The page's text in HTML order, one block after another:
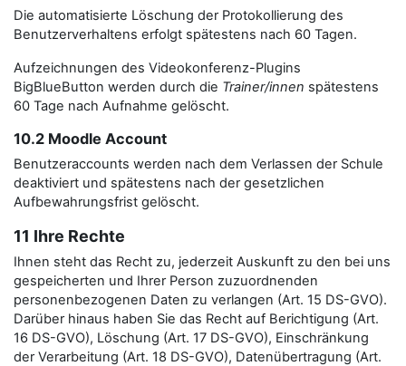
Die automatisierte Löschung der Protokollierung des
Benutzerverhaltens erfolgt spätestens nach 60 Tagen.
Aufzeichnungen des Videokonferenz-Plugins
BigBlueButton werden durch die Trainer/innen spätestens
60 Tage nach Aufnahme gelöscht.
10.2 Moodle Account
Benutzeraccounts werden nach dem Verlassen der Schule
deaktiviert und spätestens nach der gesetzlichen
Aufbewahrungsfrist gelöscht.
11 Ihre Rechte
Ihnen steht das Recht zu, jederzeit Auskunft zu den bei uns
gespeicherten und Ihrer Person zuzuordnenden
personenbezogenen Daten zu verlangen (Art. 15 DS-GVO).
Darüber hinaus haben Sie das Recht auf Berichtigung (Art.
16 DS-GVO), Löschung (Art. 17 DS-GVO), Einschränkung
der Verarbeitung (Art. 18 DS-GVO), Datenübertragung (Art.